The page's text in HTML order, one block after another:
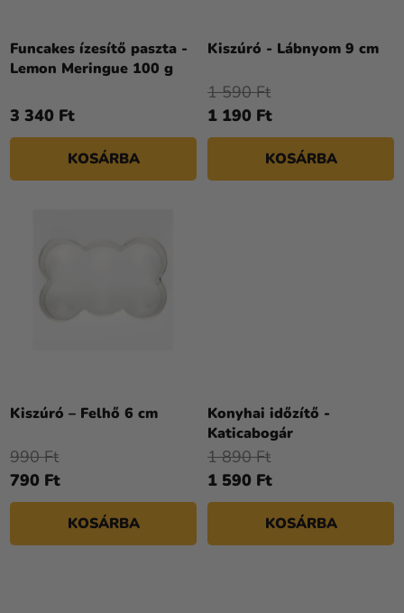
Témák
Személyre
szabott
termékek
Kiárusítás
Kapcsolat
Z
É
E
Funcakes ízesítő paszta -
Lemon Meringue 100 g
3 340 Ft
KOSÁRBA
Kiszúró - Lábnyom 9 cm
1 190 Ft
1 590 Ft
KOSÁRBA
Kiszúró – Felhő 6 cm
790 Ft
990 Ft
KOSÁRBA
Konyhai időzítő -
Katicabogár
1 590 Ft
1 890 Ft
KOSÁRBA